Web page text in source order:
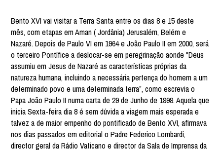
Bento XVI vai visitar a Terra Santa entre os dias 8 e 15 deste
mês, com etapas em Aman ( Jordânia) Jerusalém, Belém e
Nazaré. Depois de Paulo VI em 1964 e João Paulo II em 2000, será
o terceiro Pontífice a deslocar-se em peregrinação aonde "Deus
assumiu em Jesus de Nazaré as características próprias da
natureza humana, incluindo a necessária pertença do homem a um
determinado povo e uma determinada terra”, como escrevia o
Papa João Paulo II numa carta de 29 de Junho de 1999. Aquela que
inicia Sexta-feira dia 8 é sem dúvida a viagem mais esperada e
talvez a de maior empenho do pontificado de Bento XVI, afirmava
nos dias passados em editorial o Padre Federico Lombardi,
director geral da Rádio Vaticano e director da Sala de Imprensa da